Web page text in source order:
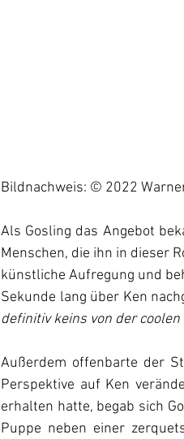
Bildnachweis: © 2022
Als Gosling das Angebot
Menschen, die ihn in dieser
künstliche Aufregung und
Sekunde lang über Ken
definitiv keins von der coolen
Außerdem offenbarte der
Perspektive auf Ken
erhalten hatte, begab sich
Puppe neben einer